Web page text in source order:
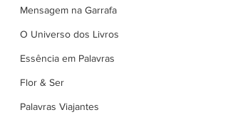
Mensagem na Garrafa
O Universo dos Livros
Essência em Palavras
Flor & Ser
Palavras Viajantes